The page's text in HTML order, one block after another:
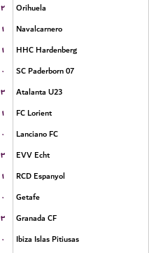
۲
Orihuela
۱
Navalcarnero
۱
HHC Hardenberg
۰
SC Paderborn 07
۳
Atalanta U23
۱
FC Lorient
۰
Lanciano FC
۳
EVV Echt
۱
RCD Espanyol
۰
Getafe
۳
Granada CF
۰
Ibiza Islas Pitiusas